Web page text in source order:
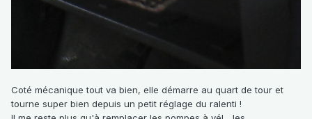
Coté mécanique tout va bien, elle démarre au quart de tour et
tourne super bien depuis un petit réglage du ralenti !